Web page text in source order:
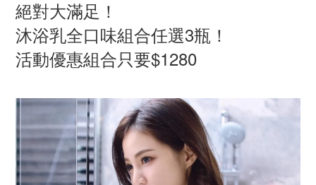
絕對大滿足！
沐浴乳全口味組合任選3瓶！
活動優惠組合只要$1280